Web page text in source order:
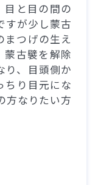
目と目の間の
すが少し蒙古
まつげの生え
蒙古襞を解除
り、目頭側か
ちり目元にな
方なりたい方